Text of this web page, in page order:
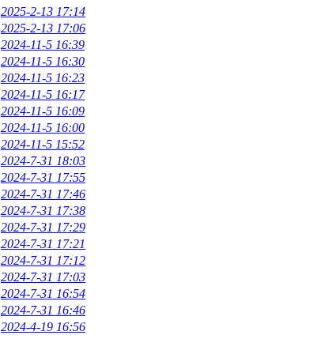
2025-2-13 17:14
2025-2-13 17:06
2024-11-5 16:39
2024-11-5 16:30
2024-11-5 16:23
2024-11-5 16:17
2024-11-5 16:09
2024-11-5 16:00
2024-11-5 15:52
2024-7-31 18:03
2024-7-31 17:55
2024-7-31 17:46
2024-7-31 17:38
2024-7-31 17:29
2024-7-31 17:21
2024-7-31 17:12
2024-7-31 17:03
2024-7-31 16:54
2024-7-31 16:46
2024-4-19 16:56